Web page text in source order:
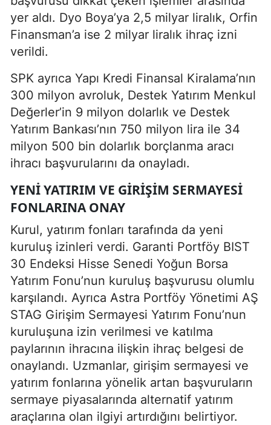
yer aldı. Dyo Boya’ya 2,5 milyar liralık, Orfin
Finansman’a ise 2 milyar liralık ihraç izni
verildi.
SPK ayrıca Yapı Kredi Finansal Kiralama’nın
300 milyon avroluk, Destek Yatırım Menkul
Değerler’in 9 milyon dolarlık ve Destek
Yatırım Bankası’nın 750 milyon lira ile 34
milyon 500 bin dolarlık borçlanma aracı
ihracı başvurularını da onayladı.
YENI YATIRIM VE GIRIŞIM SERMAYESI
FONLARINA ONAY
Kurul, yatırım fonları tarafında da yeni
kuruluş izinleri verdi. Garanti Portföy BIST
30 Endeksi Hisse Senedi Yoğun Borsa
Yatırım Fonu’nun kuruluş başvurusu olumlu
karşılandı. Ayrıca Astra Portföy Yönetimi AŞ
STAG Girişim Sermayesi Yatırım Fonu’nun
kuruluşuna izin verilmesi ve katılma
paylarının ihracına ilişkin ihraç belgesi de
onaylandı. Uzmanlar, girişim sermayesi ve
yatırım fonlarına yönelik artan başvuruların
sermaye piyasalarında alternatif yatırım
araçlarına olan ilgiyi artırdığını belirtiyor.